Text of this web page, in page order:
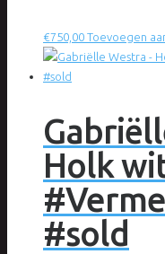
€750,00 Toevoegen
Holk
#sold